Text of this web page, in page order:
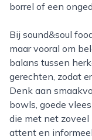
borrel of een
Bij sound&soul foodbar draait het niet alleen om eten,
maar vooral om
balans tussen
gerechten, zodat
Denk aan
bowls, goede
die met net zoveel
attent en